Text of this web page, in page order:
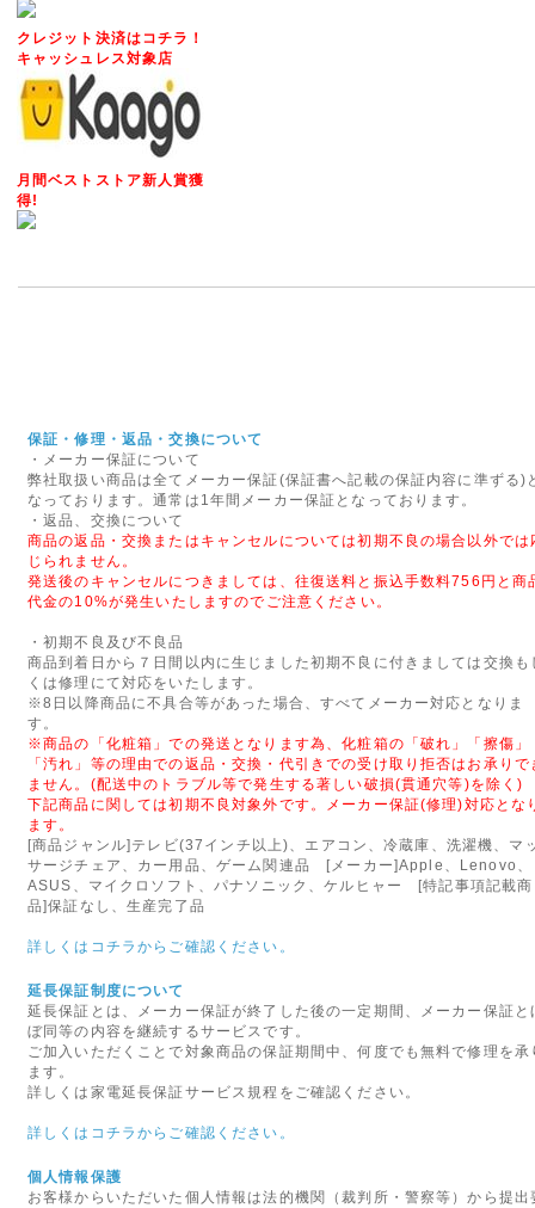
クレジット決済はコチラ！
キャッシュレス対象店
月間ベストストア新人賞獲
得!
優れた教育向けの組み立てブロ
◇代金引換手数料と基本送
行わせていただきます。
2015年08月27日
<重要>富士通ノートパソコ
富士通社製ノートパソコンに搭
された一部のバッテリパック
テリパックの交換・回収を自主
2016年06月16日
◇関東への送料改定につき
ヤマト運輸の運賃改定にともな
(茨城県、栃木県、群馬県、埼
◇初期不良対象外メーカー
5月23日より、ケルヒャー社の
当店での交換やご返金、修理等
注意くださいませ。
保証・修理・返品・交換について
・メーカー保証について
弊社取扱い商品は全てメーカー保証(保証書へ記載の保証内容に準ずる)
なっております。通常は1年間メーカー保証となっております。
・返品、交換について
商品の返品・交換またはキャンセルについては初期不良の場合以外では
じられません。
発送後のキャンセルにつきましては、往復送料と振込手数料756円と商
代金の10%が発生いたしますのでご注意ください。
・初期不良及び不良品
商品到着日から７日間以内に生じました初期不良に付きましては交換も
くは修理にて対応をいたします。
※8日以降商品に不具合等があった場合、すべてメーカー対応となりま
す。
※商品の「化粧箱」での発送となります為、化粧箱の「破れ」「擦傷」
「汚れ」等の理由での返品・交換・代引きでの受け取り拒否はお承りで
ません。(配送中のトラブル等で発生する著しい破損(貫通穴等)を除く)
下記商品に関しては初期不良対象外です。メーカー保証(修理)対応とな
ます。
[商品ジャンル]テレビ(37インチ以上)、エアコン、冷蔵庫、洗濯機、マ
サージチェア、カー用品、ゲーム関連品 [メーカー]Apple、Lenovo、
ASUS、マイクロソフト、パナソニック、ケルヒャー [特記事項記載商
品]保証なし、生産完了品
詳しくはコチラからご確認ください。
延長保証制度について
延長保証とは、メーカー保証が終了した後の一定期間、メーカー保証と
ぼ同等の内容を継続するサービスです。
ご加入いただくことで対象商品の保証期間中、何度でも無料で修理を承
ます。
詳しくは家電延長保証サービス規程をご確認ください。
詳しくはコチラからご確認ください。
個人情報保護
お客様からいただいた個人情報は法的機関（裁判所・警察等）から提出